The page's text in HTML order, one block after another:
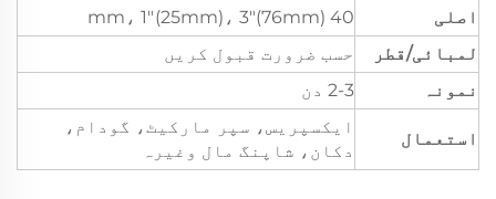
اصلی
40 mm، 1"(25mm)، 3"(76mm)
لمبائی/قطر
حسب ضرورت قبول کریں
نمونہ
2-3 دن
استعمال
ایکسپریس، سپر مارکیٹ، گودام،
دکان، شاپنگ مال وغیرہ